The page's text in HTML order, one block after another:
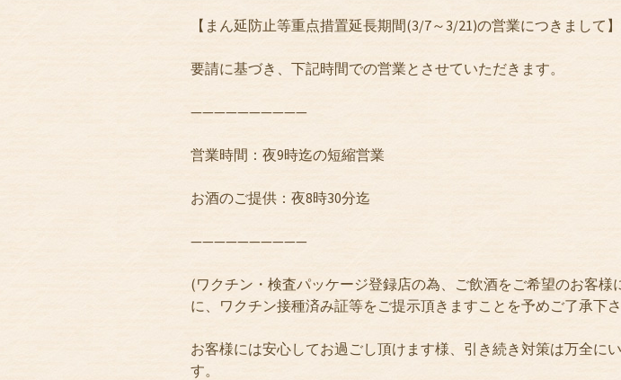
【まん延防止等重点措置延長期間(3/7～3/21)の営業につきまして
要請に基づき、下記時間での営業とさせていただきます。
——————————
営業時間：夜9時迄の短縮営業
お酒のご提供：夜8時30分迄
——————————
(ワクチン・検査パッケージ登録店の為、ご飲酒をご希望のお客様
に、ワクチン接種済み証等をご提示頂きますことを予めご了承下
お客様には安心してお過ごし頂けます様、引き続き対策は万全に
す。